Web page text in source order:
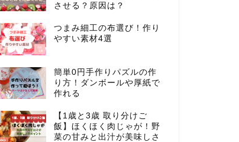
させる？原因は？
つまみ細工の布選び！作り
やすい素材4選
簡単0円手作りパズルの作
り方！ダンボールや厚紙で
作れる
【1歳と3歳 取り分けご
飯】ほくほく肉じゃが！野
菜の甘みと出汁が美味しさ